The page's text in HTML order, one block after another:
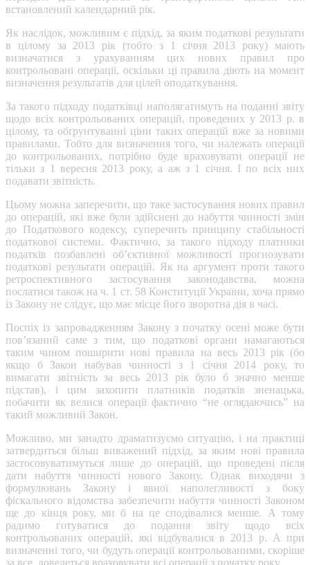
встановлений календарний рік.
Як наслідок, можливим є підхід, за яким податкові результати
в цілому за 2013 рік (тобто з 1 січня 2013 року) мають
визначатися з урахуванням цих нових правил про
контрольовані операції, оскільки ці правила діють на момент
визначення результатів для цілей оподаткування.
За такого підходу податківці наполягатимуть на поданні звіту
щодо всіх контрольованих операцій, проведених у 2013 р. в
цілому, та обґрунтуванні ціни таких операцій вже за новими
правилами. Тобто для визначення того, чи належать операції
до контрольованих, потрібно буде враховувати операції не
тільки з 1 вересня 2013 року, а аж з 1 січня. І по всіх них
подавати звітність.
Цьому можна заперечити, що таке застосування нових правил
до операцій, які вже були здійснені до набуття чинності змін
до Податкового кодексу, суперечить принципу стабільності
податкової системи. Фактично, за такого підходу платники
податків позбавлені об’єктивної можливості прогнозувати
податкові результати операцій. Як на аргумент проти такого
ретроспективного застосування законодавства, можна
послатися також на ч. 1 ст. 58 Конституції України, хоча прямо
із Закону не слідує, що має місце його зворотна дія в часі.
Поспіх із запровадженням Закону з початку осені може бути
пов’язаний саме з тим, що податкові органи намагаються
таким чином поширити нові правила на весь 2013 рік (бо
якщо б Закон набував чинності з 1 січня 2014 року, то
вимагати звітність за весь 2013 рік було б значно менше
підстав), і цим захопити платників податків зненацька,
побачити як велися операції фактично “не оглядаючись” на
такий можливий Закон.
Можливо, ми занадто драматизуємо ситуацію, і на практиці
затвердиться більш виважений підхід, за яким нові правила
застосовуватимуться лише до операцій, що проведені після
дати набуття чинності нового Закону. Однак виходячи з
формулювань Закону і явної наполегливості з боку
фіскального відомства забезпечити набуття чинності Законом
ще до кінця року, ми б на це сподівалися менше. А тому
радимо готуватися до подання звіту щодо всіх
контрольованих операцій, які відбувалися в 2013 р. А при
визначенні того, чи будуть операції контрольованими, скоріше
за все, доведеться враховувати всі операції з початку року.